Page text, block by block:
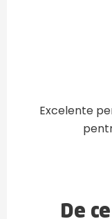
Excelente
De